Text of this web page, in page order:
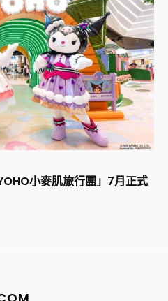
小麥肌旅行團」7月正式